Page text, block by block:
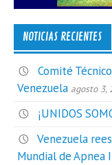
NOTICIAS RECIENTES
Comité
Venezuela agosto 3,
¡UNIDOS
Venezuela
Mundial de Apnea